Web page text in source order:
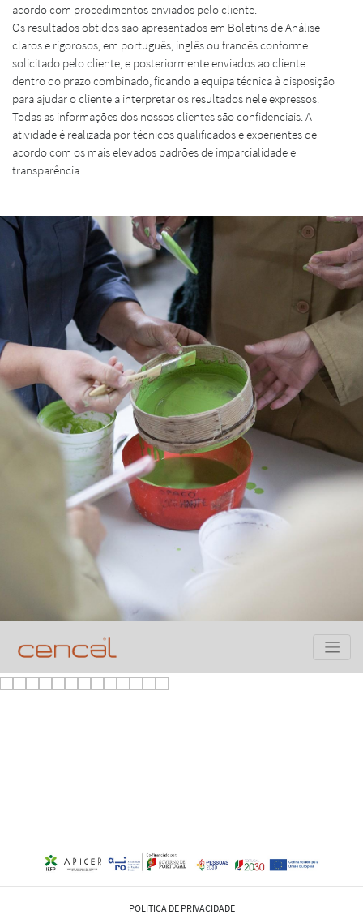
acordo com procedimentos enviados pelo cliente.
Os resultados obtidos são apresentados em Boletins de Análise
claros e rigorosos, em português, inglês ou francês conforme
solicitado pelo cliente, e posteriormente enviados ao cliente
dentro do prazo combinado, ficando a equipa técnica à disposição
para ajudar o cliente a interpretar os resultados nele expressos.
Todas as informações dos nossos clientes são confidenciais. A
atividade é realizada por técnicos qualificados e experientes de
acordo com os mais elevados padrões de imparcialidade e
transparência.
POLÍTICA DE PRIVACIDADE